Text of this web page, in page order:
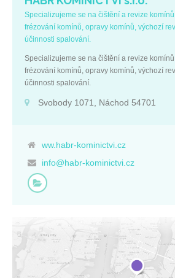
Specializujeme se na čištění a revize
frézování komínů, opravy komínů, výchozí
účinnosti spalování.
Specializujeme se na čištění a revize
frézování komínů, opravy komínů, výchozí
účinnosti spalování.
Svobody 1071, Náchod 54701
ww.habr-kominictvi.cz
info@habr-kominictvi.cz